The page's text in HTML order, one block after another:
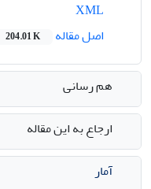
اصل مقاله
204.01 K
هم رسانی
ارجاع به این مقاله
آمار